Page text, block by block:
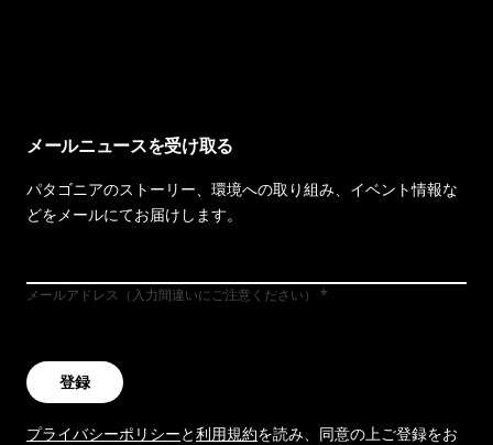
メールニュースを受け取る
パタゴニアのストーリー、環境への取り組み、イベント情報な
どをメールにてお届けします。
メールアドレス（入力間違いにご注意ください）
登録
プライバシーポリシーと利用規約を読み、同意の上ご登録をお